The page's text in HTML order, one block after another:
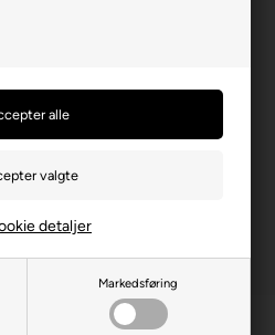
Markedsføring
detaljer
bluebird-puzzle.com